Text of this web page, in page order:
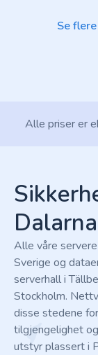
Se
Alle priser er
Dalarna
Alle våre
Sverige og
serverhall i
Stockholm.
disse stedene
tilgjengelighet
utstyr plassert i